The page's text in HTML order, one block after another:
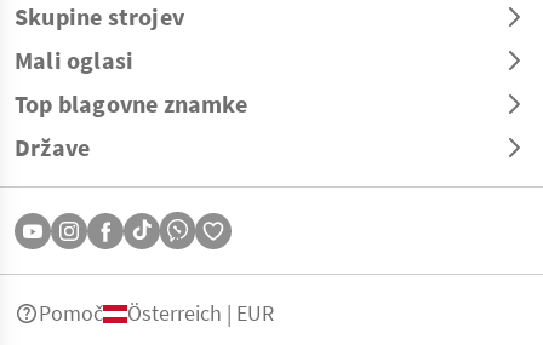
Skupine strojev
Mali oglasi
Top blagovne znamke
Države
Pomoč Österreich | EUR